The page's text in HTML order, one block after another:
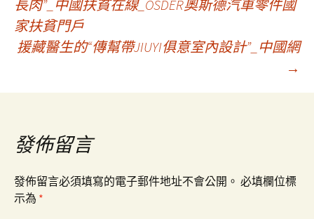
章
導
覽
長肉”_中國扶貧在線_OSDER奧斯德汽車零件國
家扶貧門戶
援藏醫生的“傳幫帶JIUYI俱意室內設計”_中國網
→
發佈留言
發佈留言必須填寫的電子郵件地址不會公開。 必填欄位標
示為 *